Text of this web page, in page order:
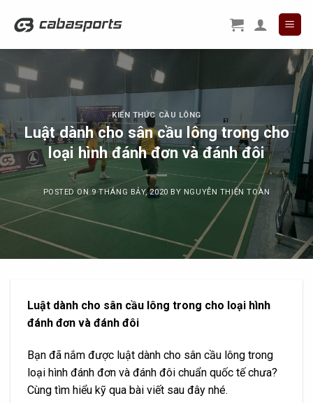
KIẾN THỨC CẦU LÔNG
Luật dành cho sân cầu lông trong cho
loại hình đánh đơn và đánh đôi
POSTED ON9 THÁNG BẢY, 2020 BY NGUYỄN THIỆN TOÀN
Luật dành cho sân cầu lông trong cho loại hình
đánh đơn và đánh đôi
Bạn đã nắm được luật dành cho sân cầu lông trong
loại hình đánh đơn và đánh đôi chuẩn quốc tế chưa?
Cùng tìm hiểu kỹ qua bài viết sau đây nhé.